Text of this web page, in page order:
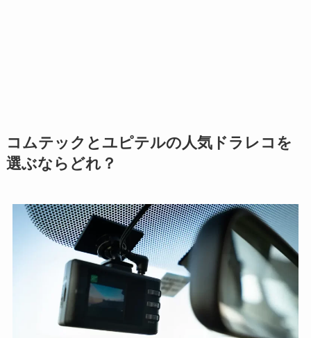
コムテックとユピテルの人気ドラレコを
選ぶならどれ？